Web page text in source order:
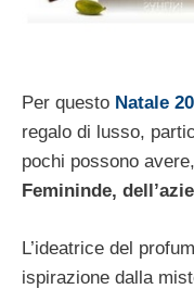
Per questo Natale
regalo di lusso,
pochi possono
Femininde,
L’ideatrice del
ispirazione dalla